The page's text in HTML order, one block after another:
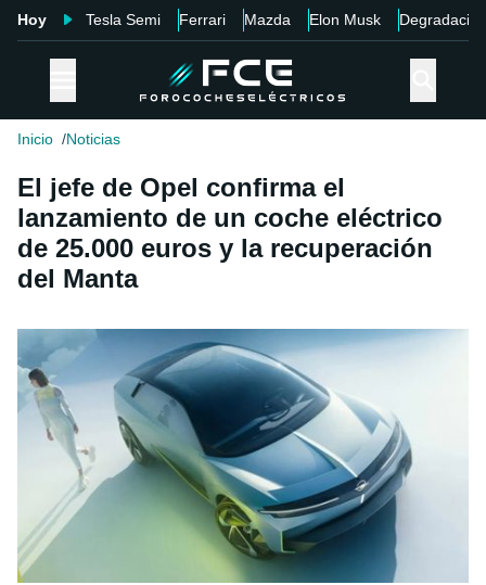
Hoy Tesla Semi Ferrari Mazda Elon Musk Degradación
Inicio Noticias
El jefe de Opel confirma el
lanzamiento de un coche eléctrico
de 25.000 euros y la recuperación
del Manta